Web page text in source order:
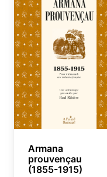
Armana
prouvençau
(1855-1915)